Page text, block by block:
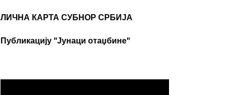
ЛИЧНА КАРТА СУБНОР СРБИЈА
Публикацију "Јунаци отаџбине"